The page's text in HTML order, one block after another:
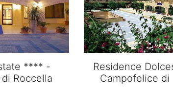
**** -
Roccella
Residence
Campofelice di